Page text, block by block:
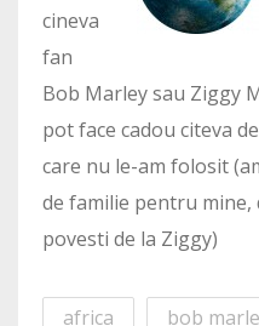
cineva
fan
Bob Marley sau Ziggy
pot face cadou citeva
care nu le-am folosit
de familie pentru
povesti de la Ziggy)
africa bob